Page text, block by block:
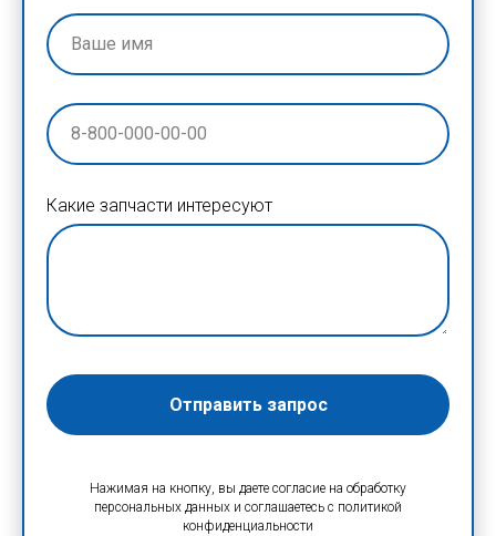
Какие запчасти интересуют
Отправить запрос
Нажимая на кнопку, вы даете согласие на обработку
персональных данных и соглашаетесь c политикой
конфиденциальности